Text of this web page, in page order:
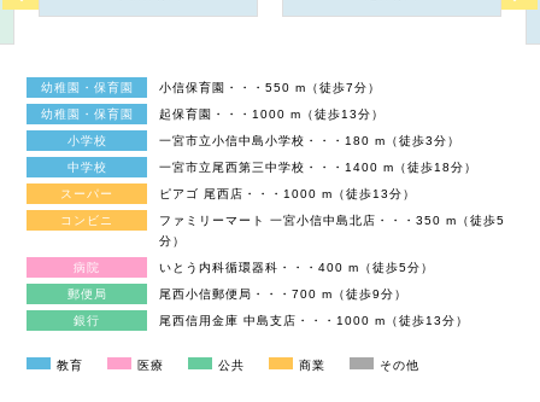
幼稚園・保育園
小信保育園・・・550 m（徒歩7分）
幼稚園・保育園
起保育園・・・1000 m（徒歩13分）
小学校
一宮市立小信中島小学校・・・180 m（徒歩3分）
中学校
一宮市立尾西第三中学校・・・1400 m（徒歩18分）
スーパー
ピアゴ 尾西店・・・1000 m（徒歩13分）
コンビニ
ファミリーマート 一宮小信中島北店・・・350 m（徒歩5
分）
病院
いとう内科循環器科・・・400 m（徒歩5分）
郵便局
尾西小信郵便局・・・700 m（徒歩9分）
銀行
尾西信用金庫 中島支店・・・1000 m（徒歩13分）
教育 医療 公共 商業 その他